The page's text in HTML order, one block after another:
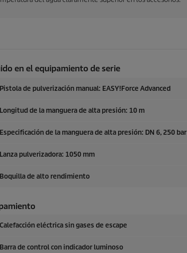
en el equipamiento de serie
Pistola de pulverización manual: EASY!Force Advanced
Longitud de la manguera de alta presión: 10 m
Especificación de la manguera de alta presión: DN 6, 250 bar
Lanza pulverizadora: 1050 mm
Boquilla de alto rendimiento
Calefacción eléctrica sin gases de escape
Barra de control con indicador luminoso